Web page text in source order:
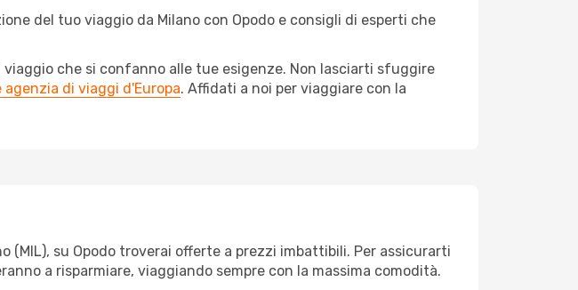
del tuo viaggio da Milano con Opodo e consigli di esperti che
che si confanno alle tue esigenze. Non lasciarti sfuggire
agenzia di viaggi d'Europa. Affidati a noi per viaggiare con la
(MIL), su Opodo troverai offerte a prezzi imbattibili. Per assicurarti
a risparmiare, viaggiando sempre con la massima comodità.